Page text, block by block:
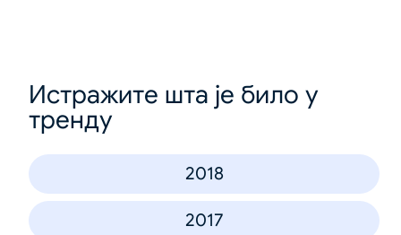
Истражите шта је било у
тренду
2018
2017